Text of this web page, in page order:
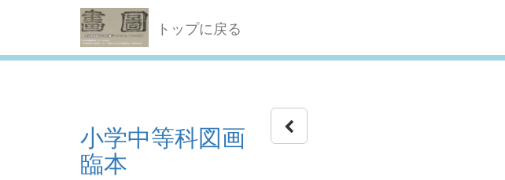
トップに戻る
小学中等科図画
臨本